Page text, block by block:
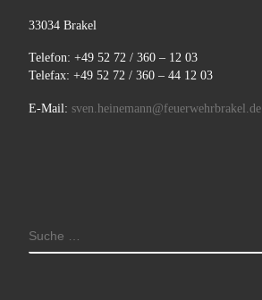
33034 Brakel
Telefon: +49 52 72 / 360 – 12 03
Telefax: +49 52 72 / 360 – 44 12 03
E-Mail: sven.heinemann@feuerwehrbrakel.de
SUCHE